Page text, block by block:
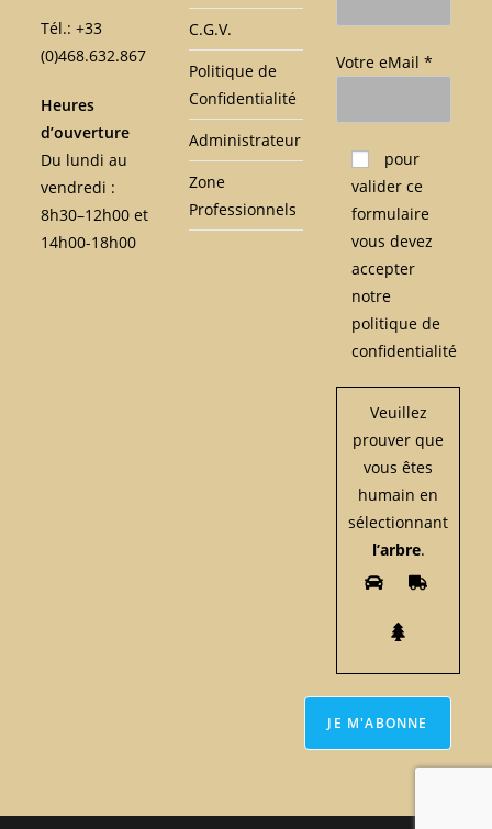
Tél.: +33
(0)468.632.867
Heures
d’ouverture
Du lundi au
vendredi :
8h30–12h00 et
14h00-18h00
C.G.V.
Politique de
Confidentialité
Administrateur
Zone
Professionnels
Votre eMail *
Veuillez laisser ce
pour
valider ce
formulaire
vous devez
accepter
notre
politique de
confidentialité
Veuillez
prouver que
vous êtes
humain en
sélectionnant
l’arbre.